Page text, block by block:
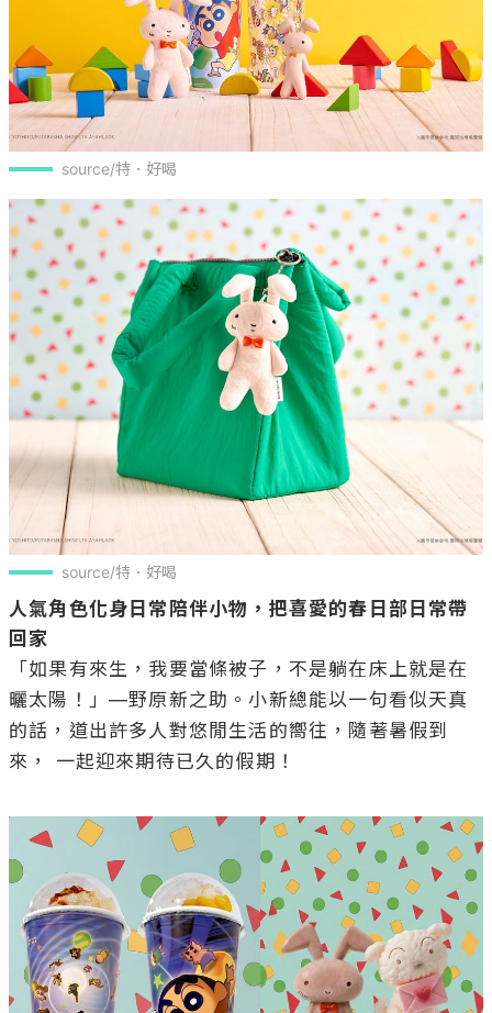
source/特．好喝
source/特．好喝
人氣角色化身日常陪伴小物，把喜愛的春日部日常帶
回家
「如果有來生，我要當條被子，不是躺在床上就是在
曬太陽！」—野原新之助。小新總能以一句看似天真
的話，道出許多人對悠閒生活的嚮往，隨著暑假到
來， 一起迎來期待已久的假期！